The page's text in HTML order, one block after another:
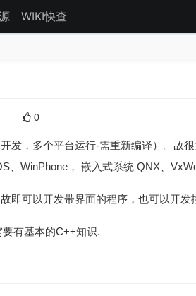
WIKI快查
0
发，多个平台运行-需重新编译）。故
、WinPhone， 嵌入式系统 QNX、
即可以开发带界面的程序，也可以开发
有基本的C++知识.